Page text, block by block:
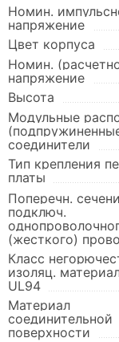
Номин.
напряжение
Цвет корпуса
Номин.
напряжение
Высота
Модульные
соединители
Тип крепления
платы
Поперечн.
подключ.
(жесткого)
Класс
изоляц.
UL94
Материал
соединительной
поверхности